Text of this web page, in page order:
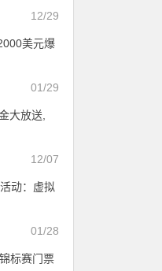
主赛事百
12/29
美元爆
01/29
大放送,
12/07
动：虚拟
01/28
标赛门票